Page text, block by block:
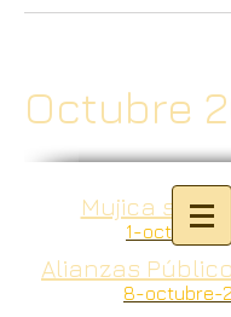
Octubre
Mujica se
1-octubre-
Alianzas
8-octubre-